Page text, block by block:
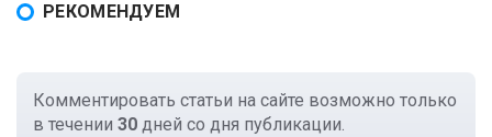
РЕКОМЕНДУЕМ
Комментировать статьи на сайте возможно только
в течении 30 дней со дня публикации.